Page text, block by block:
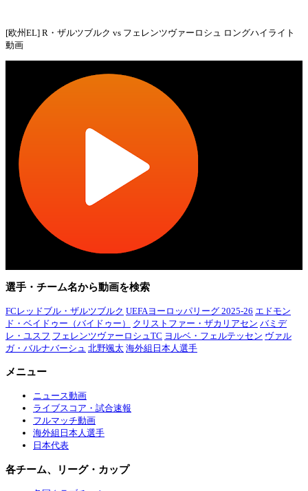
[欧州EL] R・ザルツブルク vs フェレンツヴァーロシュ ロングハイライト
動画
選手・チーム名から動画を検索
FCレッドブル・ザルツブルク UEFAヨーロッパリーグ 2025-26 エドモン
ド・ベイドゥー（バイドゥー）
クリストファー・ザカリアセン バミデ
レ・ユスフ フェレンツヴァーロシュTC ヨルベ・フェルテッセン ヴァル
ガ・バルナバーシュ 北野颯太 海外組日本人選手
メニュー
ニュース動画
ライブスコア・試合速報
フルマッチ動画
海外組日本人選手
日本代表
各チーム、リーグ・カップ